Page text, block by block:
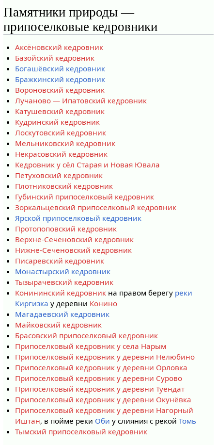
Памятники природы —
припоселковые кедровники
Аксёновский кедровник
Базойский кедровник
Богашёвский кедровник
Бражкинский кедровник
Вороновский кедровник
Лучаново — Ипатовский кедровник
Катушевский кедровник
Кудринский кедровник
Лоскутовский кедровник
Мельниковский кедровник
Некрасовский кедровник
Кедровник у сёл Старая и Новая Ювала
Петуховский кедровник
Плотниковский кедровник
Губинский припоселковый кедровник
Зоркальцевский припоселковый кедровник
Ярской припоселковый кедровник
Протопоповский кедровник
Верхне-Сеченовский кедровник
Нижне-Сеченовский кедровник
Писаревский кедровник
Монастырский кедровник
Тызырачевский кедровник
Конининский кедровник на правом берегу реки
Киргизка у деревни Конино
Магадаевский кедровник
Майковский кедровник
Брасовский припоселковый кедровник
Припоселковый кедровник у села Нарым
Припоселковый кедровник у деревни Нелюбино
Припоселковый кедровник у деревни Орловка
Припоселковый кедровник у деревни Сурово
Припоселковый кедровник у деревни Туендат
Припоселковый кедровник у деревни Окунёвка
Припоселковый кедровник у деревни Нагорный
Иштан, в пойме реки Оби у слияния с рекойТомь
Тымский припоселковый кедровник